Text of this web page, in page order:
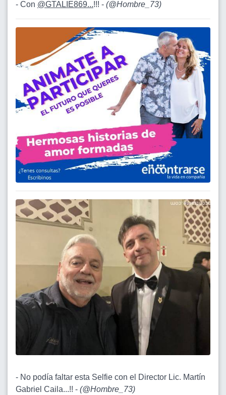
- Con @GTALIE869...!!! - (@Hombre_73)
- No podía faltar esta Selfie con el Director Lic. Martín
Gabriel Caila...!! - (@Hombre_73)